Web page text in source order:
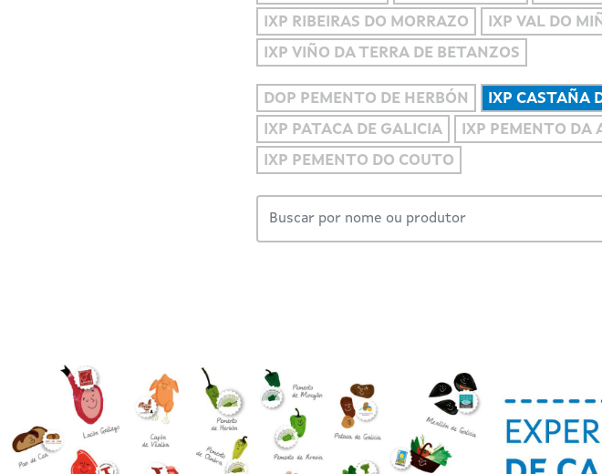
IXP RIBEIRAS DO MORRAZO
IXP VAL DO
IXP VIÑO DA TERRA DE BETANZOS
DOP PEMENTO DE HERBÓN IXP CASTAÑA
IXP PATACA DE GALICIA
IXP PEMENTO DA
IXP PEMENTO DO COUTO